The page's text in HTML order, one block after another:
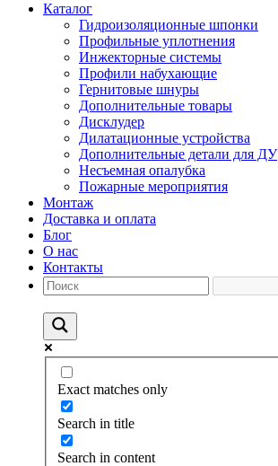
Каталог
Гидроизоляционные шпонки
Профильные уплотнения
Инжекторные системы
Профили набухающие
Гернитовые шнуры
Дополнительные товары
Дисклудер
Дилатационные устройства
Дополнительные детали для ДУ
Несъемная опалубка
Пожарные мероприятия
Монтаж
Доставка и оплата
Блог
О нас
Контакты
Exact matches only
Search in title
Search in content